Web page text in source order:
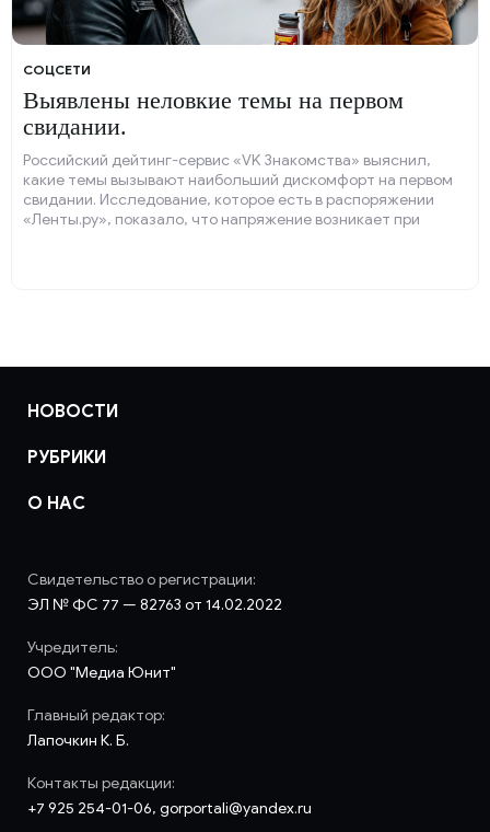
COЦСЕТИ
Выявлены неловкие темы на первом
свидании.
Российский дейтинг-сервис «VK Знакомства» выяснил,
какие темы вызывают наибольший дискомфорт на первом
свидании. Исследование, которое есть в распоряжении
«Ленты.ру», показало, что напряжение возникает при
НОВОСТИ
РУБРИКИ
О НАС
Свидетельство о регистрации:
ЭЛ № ФС 77 — 82763 от 14.02.2022
Учредитель:
ООО "Медиа Юнит"
Главный редактор:
Лапочкин К. Б.
Контакты редакции:
+7 925 254-01-06, gorportali@yandex.ru